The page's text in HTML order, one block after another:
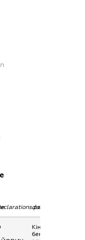
Кінцевий
бенефіціарний